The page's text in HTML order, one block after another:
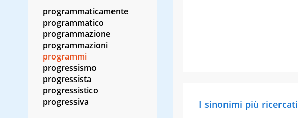
programmaticamente
programmatico
programmazione
programmazioni
programmi
progressismo
progressista
progressistico
progressiva
I sinonimi più ricercati